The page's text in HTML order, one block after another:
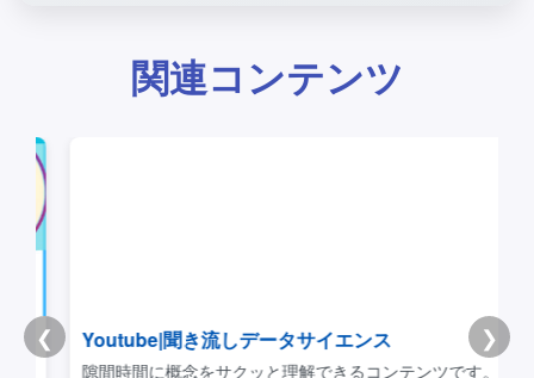
関連コンテンツ
❮ ❯
Youtube|聞き流しデータサイエンス
隙間時間に概念をサクッと理解できるコンテンツです。